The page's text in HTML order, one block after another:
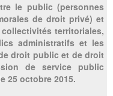
le public (personnes
de droit privé) et
territoriales,
administratifs et les
droit public et de droit
de service public
25 octobre 2015.